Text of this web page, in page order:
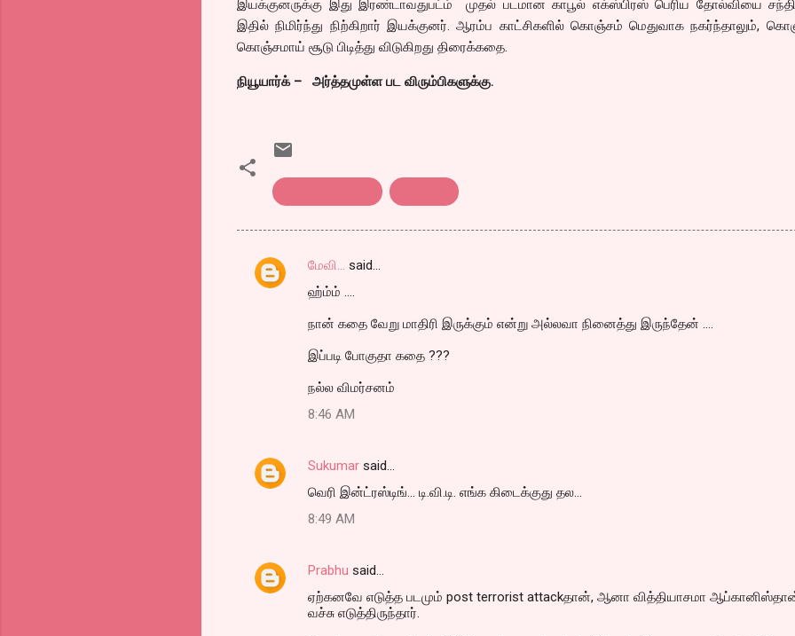
இயக்குனருக்கு இது இரண்டாவதுபட்ம் முதல் படமான காபூல் எக்ஸ்பிரஸ் பெரிய தோல்வியை
இதில் நிமிர்ந்து நிற்கிறார் இயக்குனர். ஆரம்ப காட்சிகளில் கொஞ்சம் மெதுவாக நகர்ந்தாலும்,
கொஞ்சமாய் சூடு பிடித்து விடுகிறது திரைக்கதை.
நியூயார்க் – அர்த்தமுள்ள பட விரும்பிகளுக்கு.
C
மேவி... said…
ஹ்ம்ம் ....
நான் கதை வேறு மாதிரி இருக்கும் என்று அல்லவா நினைத்து இருந்தேன் ....
இப்படி போகுதா கதை ???
நல்ல விமர்சனம்
8:46 AM
Sukumar said…
வெரி இன்ட்ரஸ்டிங்... டி.வி.டி. எங்க கிடைக்குது தல...
8:49 AM
Prabhu said…
ஏற்கனவே எடுத்த படமும் post terrorist attackதான், ஆனா வித்தியாசமா
வச்சு எடுத்திருந்தார்.